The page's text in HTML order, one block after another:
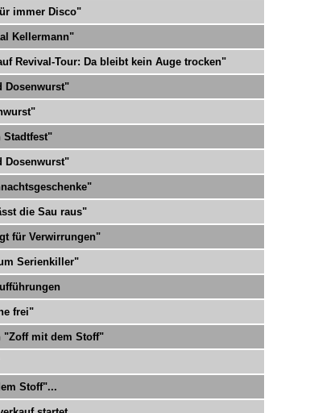
immer Disco"
Kellermann"
Revival-Tour: Da bleibt kein Auge trocken"
Dosenwurst"
Dosenwurst"
die Sau raus"
für Verwirrungen"
Serienkiller"
frei"
"Zoff mit dem Stoff"
Stoff"...